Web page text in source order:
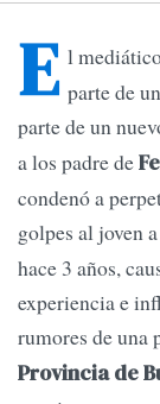
E l
parte de
parte de un
a los padre de
condenó a
golpes al joven
hace 3 años,
experiencia e
rumores de una
Provincia de